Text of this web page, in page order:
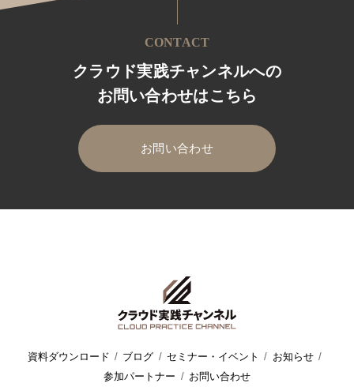
CONTACT
クラウド実践チャンネルへの
お問い合わせはこちら
お問い合わせ
資料ダウンロード ブログ セミナー・イベント
お知らせ
参加パートナー
お問い合わせ